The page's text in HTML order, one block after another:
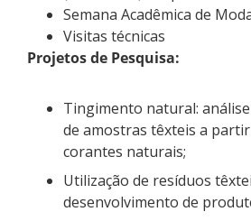
Semana Acadêmica de
Visitas técnicas
Projetos de Pesquisa:
Tingimento natural:
de amostras têxteis a partir
corantes naturais;
Utilização de resíduos
desenvolvimento de